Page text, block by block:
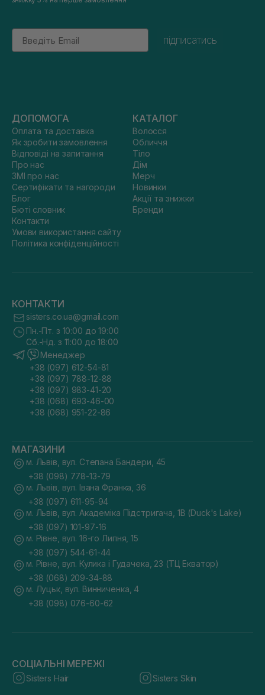
Email
підписатись
ДОПОМОГА
Оплата та доставка
Як зробити замовлення
Відповіді на запитання
Про нас
ЗМІ про нас
Сертифікати та нагороди
Блог
Бюті словник
Контакти
Умови використання сайту
Політика конфіденційності
КАТАЛОГ
Волосся
Обличчя
Тіло
Дім
Мерч
Новинки
Акції та знижки
Бренди
КОНТАКТИ
sisters.co.ua@gmail.com
Пн.-Пт. з 10:00 до 19:00
Сб.-Нд. з 11:00 до 18:00
Менеджер
+38 (097) 612-54-81
+38 (097) 788-12-88
+38 (097) 983-41-20
+38 (068) 693-46-00
+38 (068) 951-22-86
МАГАЗИНИ
м. Львів, вул. Степана Бандери, 45
+38 (098) 778-13-79
м. Львів, вул. Івана Франка, 36
+38 (097) 611-95-94
м. Львів, вул. Академіка Підстригача, 1В (Duck's Lake)
+38 (097) 101-97-16
м. Рівне, вул. 16-го Липня, 15
+38 (097) 544-61-44
м. Рівне, вул. Кулика і Гудачека, 23 (ТЦ Екватор)
+38 (068) 209-34-88
м. Луцьк, вул. Винниченка, 4
+38 (098) 076-60-62
СОЦІАЛЬНІ МЕРЕЖІ
Sisters Hair Sisters Skin